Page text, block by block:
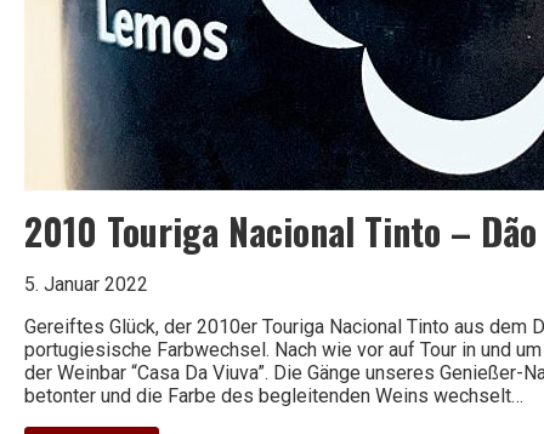
2010 Touriga Nacional Tinto –
5. Januar 2022
Gereiftes Glück, der 2010er Touriga Nacional Tinto aus dem
portugiesische Farbwechsel. Nach wie vor auf Tour in und
der Weinbar “Casa Da Viuva”. Die Gänge unseres
betonter und die Farbe des begleitenden Weins wechselt…